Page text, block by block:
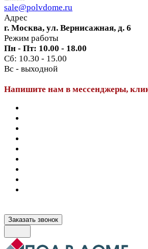
sale@polvdome.ru
Адрес
г. Москва, ул. Вернисажная, д. 6
Режим работы
Пн - Пт: 10.00 - 18.00
Сб: 10.30 - 15.00
Вс - выходной
Напишите нам в мессенджеры,
Заказать звонок